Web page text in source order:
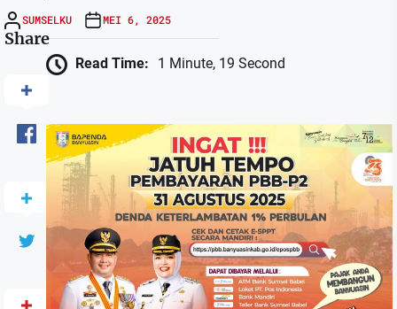
SUMSELKU MEI 6, 2025
Share
Read Time: 1 Minute, 19 Second